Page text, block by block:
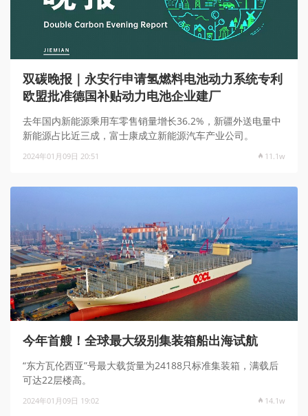
双碳晚报｜永安行申请氢燃料电池动力系统专利
欧盟批准德国补贴动力电池企业建厂
去年国内新能源乘用车零售销量增长36.2%，新疆外送电量中
新能源占比近三成，富士康成立新能源汽车产业公司。
2024年01月09日 20:51 11.1w
今年首艘！全球最大级别集装箱船出海试航
“东方瓦伦西亚”号最大载货量为24188只标准集装箱，满载后
可达22层楼高。
2024年01月09日 19:02 14.1w